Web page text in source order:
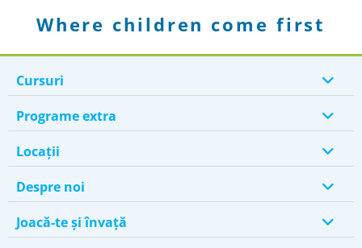
Where children come first
Cursuri
Programe extra
Locații
Despre noi
Joacă-te și învață